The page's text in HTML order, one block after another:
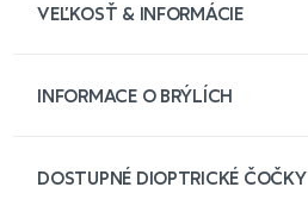
VEĽKOSŤ & INFORMÁCIE
INFORMACE O BRÝLÍCH
DOSTUPNÉ DIOPTRICKÉ ČOČKY